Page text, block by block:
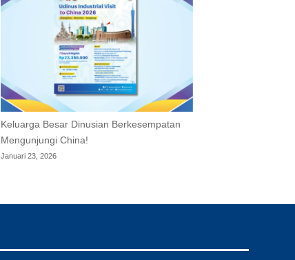
Keluarga Besar Dinusian Berkesempatan
Mengunjungi China!
Januari 23, 2026